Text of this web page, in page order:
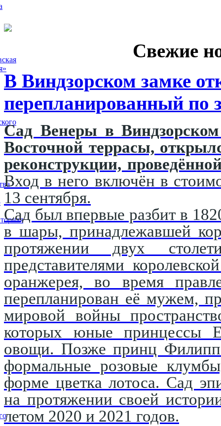
Свежие
В Виндзорском замке
перепланированный
Сад Венеры в
Восточной террасы,
реконструкции,
Вход в него включён в
13 сентября.
Сад был впервые разбит в
в шары, принадлежавшей
протяжении двух
представителями
оранжерея, во время
перепланирован её мужем,
мировой войны
которых юные принцессы
овощи. Позже принц Филипп
формальные розовые
форме цветка лотоса. Сад
на протяжении своей
летом 2020 и 2021 годов.